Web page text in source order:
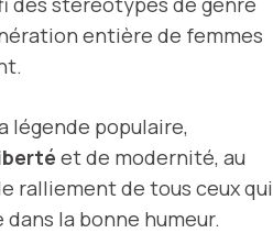
entière de femmes
légende populaire,
et de modernité, au
ralliement de tous ceux qui
la bonne humeur.